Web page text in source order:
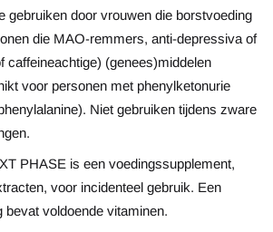
gebruiken door vrouwen die borstvoeding
die MAO-remmers, anti-depressiva of
caffeineachtige) (genees)middelen
voor personen met phenylketonurie
Niet gebruiken tijdens zware
PHASE is een voedingssupplement,
voor incidenteel gebruik. Een
bevat voldoende vitaminen.